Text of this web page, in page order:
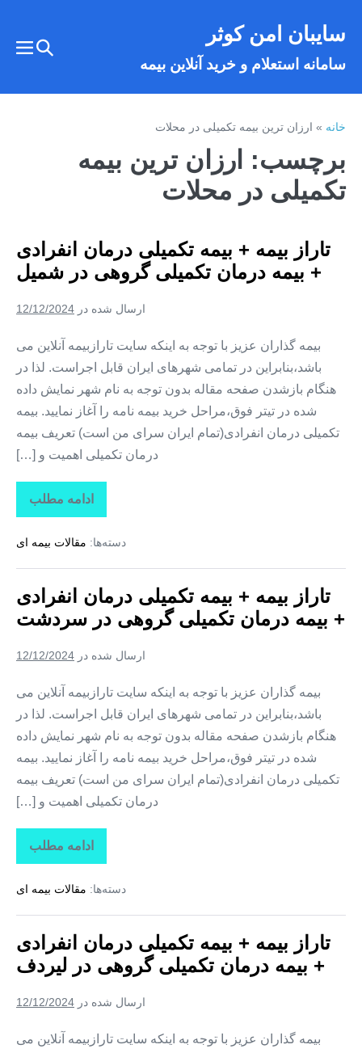
سایبان امن کوثر
سامانه استعلام و خرید آنلاین بیمه
تغییر
خانه»ارزان ترین بیمه تکمیلی در محلات
برچسب: ارزان ترین بیمه
تکمیلی در محلات
تاراز بیمه + بیمه تکمیلی درمان انفرادی
+ بیمه درمان تکمیلی گروهی در شمیل
ارسال شده در 12/12/2024
بیمه گذاران عزیز با توجه به اینکه سایت تارازبیمه آنلاین می
باشد،بنابراین در تمامی شهرهای ایران قابل اجراست. لذا در
هنگام بازشدن صفحه مقاله بدون توجه به نام شهر نمایش داده
شده در تیتر فوق،مراحل خرید بیمه نامه را آغاز نمایید. بیمه
تکمیلی درمان انفرادی(تمام ایران سرای من است) تعریف بیمه
درمان تکمیلی اهمیت و […]
ادامه مطلب
تاراز
بیمه
بیمه
درمان
+
بیمه
درمان
تکمیلی
در
دسته‌ها: مقالات بیمه ای
تاراز بیمه + بیمه تکمیلی درمان انفرادی
+ بیمه درمان تکمیلی گروهی در سردشت
ارسال شده در 12/12/2024
بیمه گذاران عزیز با توجه به اینکه سایت تارازبیمه آنلاین می
باشد،بنابراین در تمامی شهرهای ایران قابل اجراست. لذا در
هنگام بازشدن صفحه مقاله بدون توجه به نام شهر نمایش داده
شده در تیتر فوق،مراحل خرید بیمه نامه را آغاز نمایید. بیمه
تکمیلی درمان انفرادی(تمام ایران سرای من است) تعریف بیمه
درمان تکمیلی اهمیت و […]
ادامه مطلب
تاراز
بیمه
بیمه
درمان
+
بیمه
درمان
تکمیلی
در
دسته‌ها: مقالات بیمه ای
تاراز بیمه + بیمه تکمیلی درمان انفرادی
+ بیمه درمان تکمیلی گروهی در لیردف
ارسال شده در 12/12/2024
بیمه گذاران عزیز با توجه به اینکه سایت تارازبیمه آنلاین می